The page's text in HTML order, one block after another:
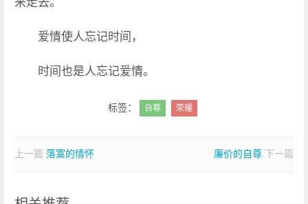
爱情使人忘记时间，
时间也是人忘记爱情。
标签： 自尊 荣耀
上一篇 落寞的情怀 廉价的自尊 下一篇